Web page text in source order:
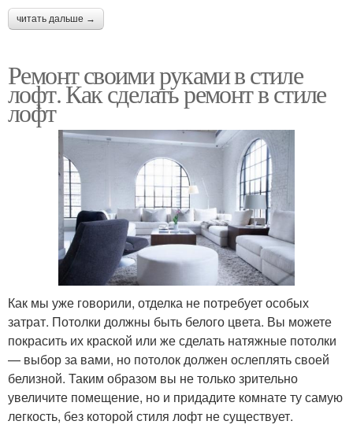
читать дальше →
Ремонт своими руками в стиле
лофт. Как сделать ремонт в стиле
лофт
Как мы уже говорили, отделка не потребует особых
затрат. Потолки должны быть белого цвета. Вы можете
покрасить их краской или же сделать натяжные потолки
— выбор за вами, но потолок должен ослеплять своей
белизной. Таким образом вы не только зрительно
увеличите помещение, но и придадите комнате ту самую
легкость, без которой стиля лофт не существует.